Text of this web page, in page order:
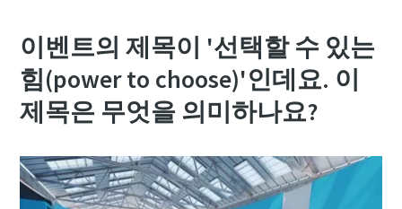
이벤트의 제목이 '선택할 수 있는
힘(power to choose)'인데요. 이
제목은 무엇을 의미하나요?